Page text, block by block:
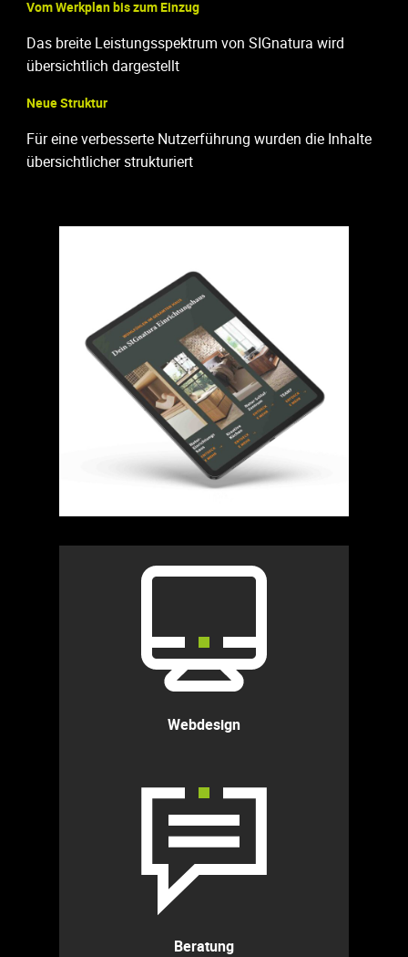
Vom Werkplan bis zum Einzug
Das breite Leistungsspektrum von SIGnatura wird
übersichtlich dargestellt
Neue Struktur
Für eine verbesserte Nutzerführung wurden die Inhalte
übersichtlicher strukturiert
Webdesign
Beratung